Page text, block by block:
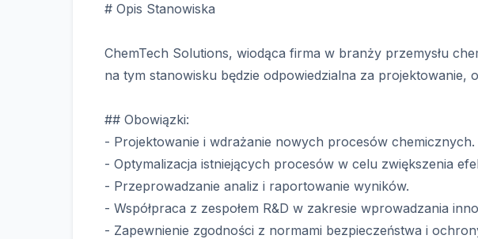
# Opis Stanowiska
ChemTech Solutions, wiodąca firma w branży przemysłu
na tym stanowisku będzie odpowiedzialna za
## Obowiązki:
- Projektowanie i wdrażanie nowych procesów chemicznych.
- Optymalizacja istniejących procesów w celu zwiększenia
- Przeprowadzanie analiz i raportowanie wyników.
- Współpraca z zespołem R&D w zakresie wprowadzania
- Zapewnienie zgodności z normami bezpieczeństwa i